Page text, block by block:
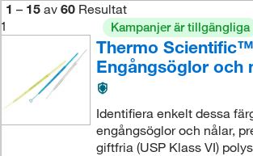
1 – 15 av 60 Resultat
1
Kampanjer är tillgängliga
Thermo
Engångsöglor och
Identifiera enkelt dessa
engångsöglor och nålar,
giftfria (USP Klass VI)